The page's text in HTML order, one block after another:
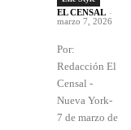
EL CENSAL -
marzo 7, 2026
Por:
Redacción El
Censal -
Nueva York-
7 de marzo de